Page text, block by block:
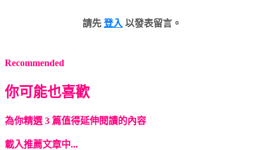
請先 登入 以發表留言。
Recommended
你可能也喜歡
為你精選 3 篇值得延伸閱讀的內容
載入推薦文章中...